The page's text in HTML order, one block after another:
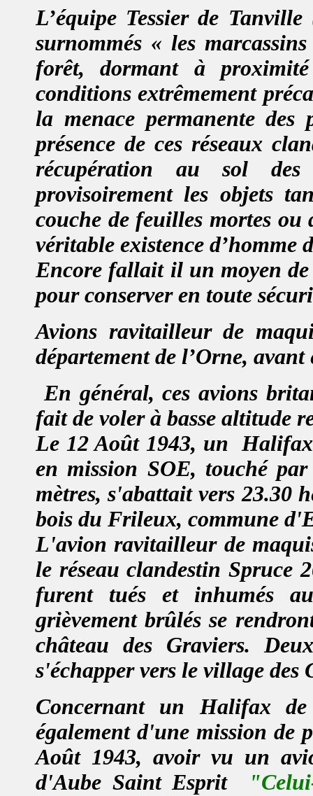
L’équipe Tessier de
surnommés « les
forêt, dormant à
conditions extrêmement
la menace permanente des
présence de ces réseaux
récupération au sol des
provisoirement les objets
couche de feuilles mortes ou
véritable existence d’homme
Encore fallait il un moyen de
pour conserver en toute
Avions ravitailleur de
département de l’Orne, avant
En général, ces avions
fait de voler à basse altitude
Le 12 Août 1943, un Halifax
en mission SOE, touché
mètres, s'abattait vers 23.30
bois du Frileux, commune
L'avion ravitailleur de
le réseau clandestin Spruce
furent tués et inhumés
grièvement brûlés se
château des Graviers.
s'échapper vers le village
Concernant un Halifax
également d'une mission de
Août 1943, avoir vu un
d'Aube Saint Esprit